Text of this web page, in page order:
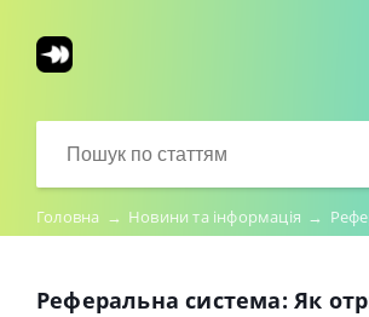
Головна → Новини та інформація → Реферальна
Реферальна система: Як